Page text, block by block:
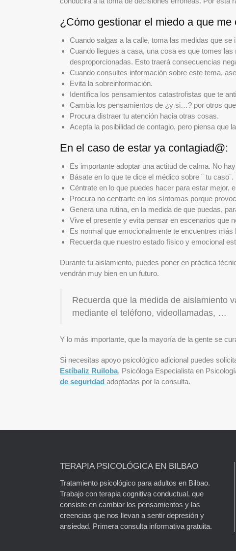
¿Cómo gestionar el miedo a que
Cuando salgas a la calle, toma las medidas que se
Cuando llegues a casa, una cosa es que tomes
desproporcionadas. Esto traerá consecuencias
Cuando consultes información sobre este tema,
Evita la sobreinformación.
Identifica los pensamientos catastrofistas que te
Cambia los pensamientos de ¿y si…? por otros
Procura distraer tu atención hacia otras cosas.
Acepta la posibilidad de contagio, pero piensa que
En el caso de estar ya contagiad@:
Es importante adoptar una actitud de calma. No
Básate en lo que te dice el médico sobre ¨ tu
Céntrate en lo que puedes hacer para estar mejor,
Procura no centrarte en los síntomas porque
Genera una rutina, en la medida de que puedas,
Vive el presente y evita pensar en escenarios que
Es normal que emocionalmente te encuentres más
Recuerda que nuestro estado físico y emocional
Durante tu aislamiento, puedes poner en práctica
vendrán muy bien en un futuro.
Recuerda que la medida de aislamiento
mediante el teléfono, videollamadas, …
Y lo más importante, que la mayoría de la gente se
Si necesitas apoyo psicológico adicional puedes
Estíbaliz Ruiloba, Psicóloga Especialista en
de seguridad adoptadas por la consulta.
TERAPIA PSICOLÓGICA EN BILBAO
Tratamiento psicológico para adultos en Bilbao.
Trabajo con terapia cognitiva conductual, que
consiste en cambiar los pensamientos y las
creencias que nos llevan a sentir depresión y
ansiedad. Primera consulta informativa gratuita.